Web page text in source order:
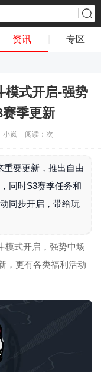
资讯 专区
模式开启-强势
季更新
小岚 阅读： 次
重要更新，推出自由
同时S3赛季任务和
同步开启，带给玩
模式开启，强势中场
，更有各类福利活动